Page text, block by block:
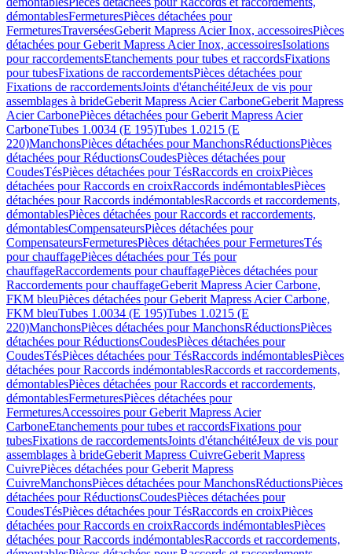
démontablesFermeturesPièces détachées pour
FermeturesTraverséesGeberit Mapress Acier Inox, accessoiresPièces
détachées pour Geberit Mapress Acier Inox, accessoiresIsolations
pour raccordementsEtanchements pour tubes et raccordsFixations
pour tubesFixations de raccordementsPièces détachées pour
Fixations de raccordementsJoints d'étanchéitéJeux de vis pour
assemblages à brideGeberit Mapress Acier CarboneGeberit Mapress
Acier CarbonePièces détachées pour Geberit Mapress Acier
CarboneTubes 1.0034 (E 195)Tubes 1.0215 (E
220)ManchonsPièces détachées pour ManchonsRéductionsPièces
détachées pour RéductionsCoudesPièces détachées pour
CoudesTésPièces détachées pour TésRaccords en croixPièces
détachées pour Raccords en croixRaccords indémontablesPièces
détachées pour Raccords indémontablesRaccords et raccordements,
démontablesPièces détachées pour Raccords et raccordements,
démontablesCompensateursPièces détachées pour
CompensateursFermeturesPièces détachées pour FermeturesTés
pour chauffagePièces détachées pour Tés pour
chauffageRaccordements pour chauffagePièces détachées pour
Raccordements pour chauffageGeberit Mapress Acier Carbone,
FKM bleuPièces détachées pour Geberit Mapress Acier Carbone,
FKM bleuTubes 1.0034 (E 195)Tubes 1.0215 (E
220)ManchonsPièces détachées pour ManchonsRéductionsPièces
détachées pour RéductionsCoudesPièces détachées pour
CoudesTésPièces détachées pour TésRaccords indémontablesPièces
détachées pour Raccords indémontablesRaccords et raccordements,
démontablesPièces détachées pour Raccords et raccordements,
démontablesFermeturesPièces détachées pour
FermeturesAccessoires pour Geberit Mapress Acier
CarboneEtanchements pour tubes et raccordsFixations pour
tubesFixations de raccordementsJoints d'étanchéitéJeux de vis pour
assemblages à brideGeberit Mapress CuivreGeberit Mapress
CuivrePièces détachées pour Geberit Mapress
CuivreManchonsPièces détachées pour ManchonsRéductionsPièces
détachées pour RéductionsCoudesPièces détachées pour
CoudesTésPièces détachées pour TésRaccords en croixPièces
détachées pour Raccords en croixRaccords indémontablesPièces
détachées pour Raccords indémontablesRaccords et raccordements,